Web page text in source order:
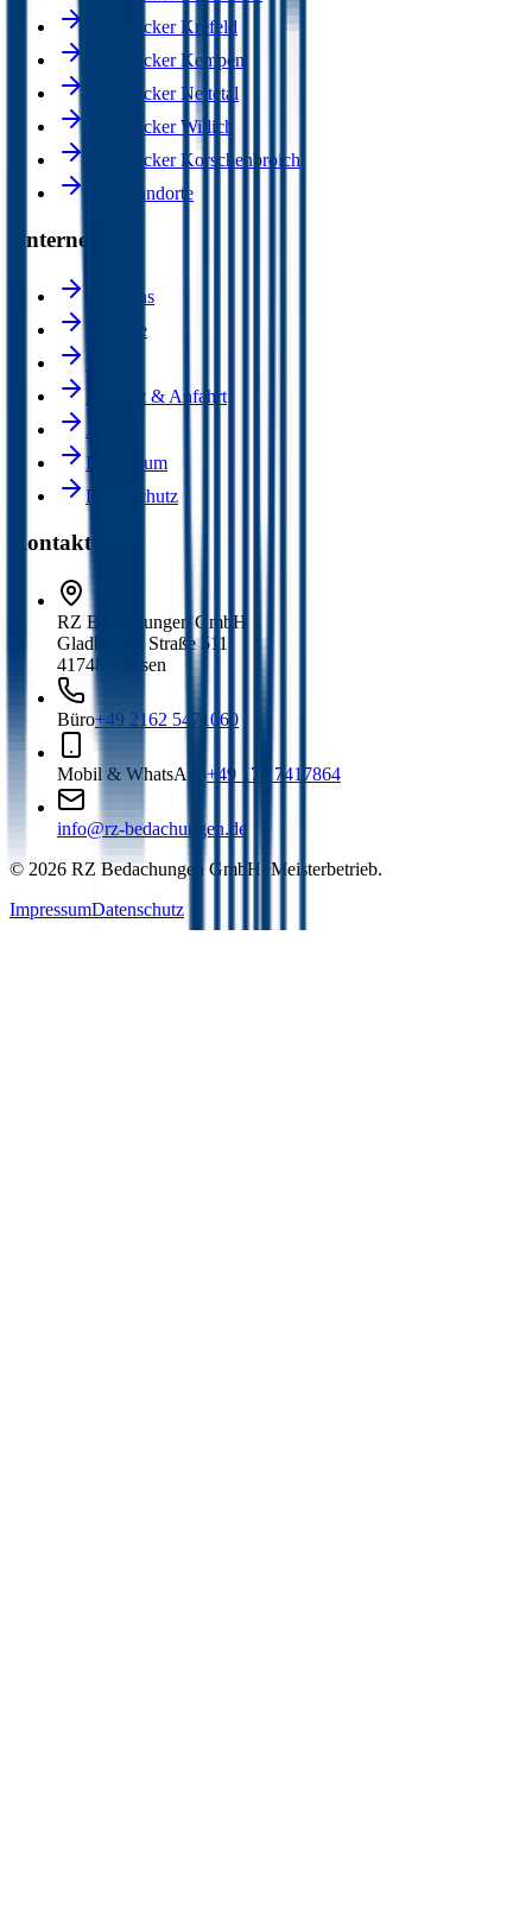
Dachdecker Krefeld
Dachdecker Kempen
Dachdecker Nettetal
Dachdecker Willich
Dachdecker Korschenbroich
Alle Standorte
Unternehmen
Über uns
Karriere
Kontakt & Anfahrt
Impressum
Datenschutz
Kontakt
RZ Bedachungen GmbH
Gladbacher Straße 511
41748 Viersen
Büro+49 2162 5471060
Mobil & WhatsApp+49 174 7417864
info@rz-bedachungen.de
© 2026 RZ Bedachungen GmbH. Meisterbetrieb.
ImpressumDatenschutz